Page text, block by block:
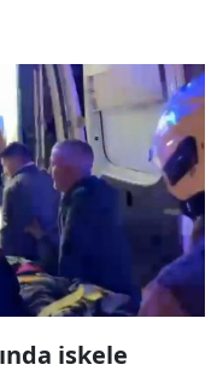
iskele